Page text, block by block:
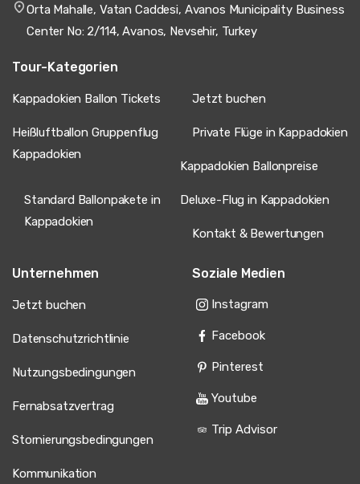
Orta Mahalle, Vatan Caddesi, Avanos Municipality Business
Center No: 2/114, Avanos, Nevsehir, Turkey
Tour-Kategorien
Kappadokien Ballon Tickets Jetzt buchen
Heißluftballon Gruppenflug
Kappadokien
Private Flüge in Kappadokien
Kappadokien Ballonpreise
Standard Ballonpakete in
Kappadokien
Deluxe-Flug in Kappadokien
Kontakt & Bewertungen
Unternehmen
Jetzt buchen
Datenschutzrichtlinie
Nutzungsbedingungen
Fernabsatzvertrag
Stornierungsbedingungen
Kommunikation
Soziale Medien
Instagram
Facebook
Pinterest
Youtube
Trip Advisor